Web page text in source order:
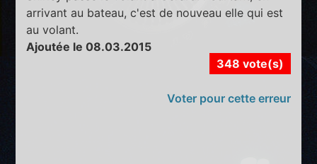
arrivant au bateau, c'est de nouveau elle qui est
au volant.
Ajoutée le 08.03.2015
348 vote(s)
Voter pour cette erreur